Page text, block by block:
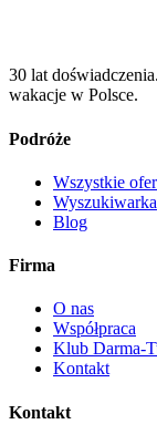
30 lat
wakacje w Polsce.
Podróże
Wszystkie
Wyszukiwarka
Blog
Firma
O nas
Współpraca
Klub Darma-
Kontakt
Kontakt